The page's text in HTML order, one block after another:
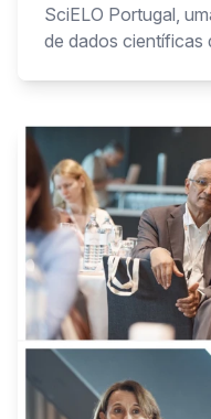
SciELO Portugal,
de dados científicas